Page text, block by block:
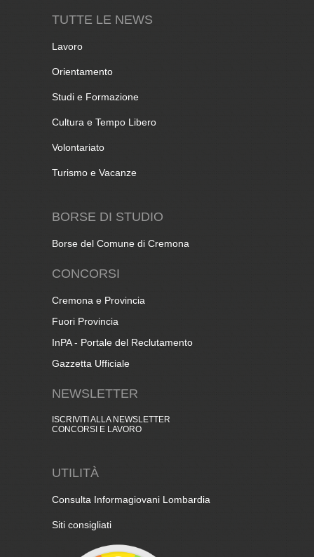
TUTTE LE NEWS
Lavoro
Orientamento
Studi e Formazione
Cultura e Tempo Libero
Volontariato
Turismo e Vacanze
BORSE DI STUDIO
Borse del Comune di Cremona
CONCORSI
Cremona e Provincia
Fuori Provincia
InPA - Portale del Reclutamento
Gazzetta Ufficiale
NEWSLETTER
ISCRIVITI ALLA NEWSLETTER
CONCORSI E LAVORO
UTILITÀ
Consulta Informagiovani Lombardia
Siti consigliati